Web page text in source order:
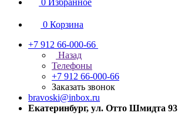
0 Избранное
0 Корзина
+7 912 66-000-66
Назад
Телефоны
+7 912 66-000-66
Заказать звонок
bravoski@inbox.ru
Екатеринбург, ул. Отто Шмидта 93